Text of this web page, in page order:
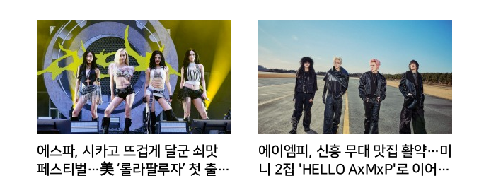
에스파, 시카고 뜨겁게 달군 쇠맛
페스티벌…美 ‘롤라팔루자’ 첫 출격
에이엠피, 신흥 무대 맛집 활약…미
니 2집 'HELLO AxMxP'로 이어갈